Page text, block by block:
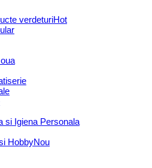
verdeturi
si Igiena Personala
Hobby